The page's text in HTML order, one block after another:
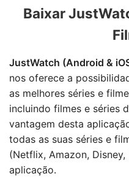
Baixar
JustWatch (Android &
nos oferece a
as melhores séries e
incluindo filmes e séries
vantagem desta
todas as suas séries e
(Netflix, Amazon, Disney,
aplicação.